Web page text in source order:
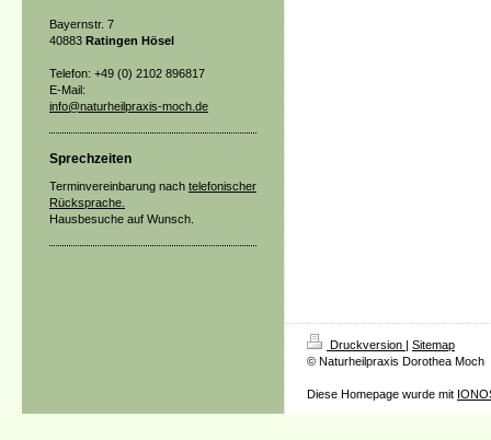
Bayernstr. 7
40883 Ratingen Hösel
Telefon: +49 (0) 2102 896817
E-Mail:
info@naturheilpraxis-moch.de
Sprechzeiten
Terminvereinbarung nach telefonischer
Rücksprache.
Hausbesuche auf Wunsch.
Druckversion | Sitemap
© Naturheilpraxis Dorothea Moch
Diese Homepage wurde mit